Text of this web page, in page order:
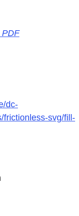
נסו בחינם | נסו בחינם – מספרו עמודי PDF
dc-
frictionless-svg/fill-